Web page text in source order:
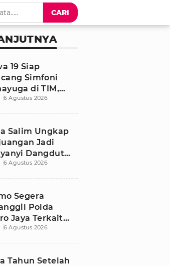
CARI
19 Siap
Simfoni
di TIM,
Lagu
6 Agustus 2026
Salim Ungkap
Jadi
Dangdut
SMP, Pernah
6 Agustus 2026
Segera
Polda
Jaya Terkait
Libatkan
6 Agustus 2026
Tahun Setelah